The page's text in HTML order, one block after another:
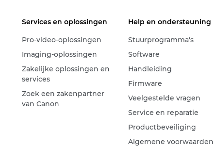
Services en oplossingen
Pro-video-oplossingen
Imaging-oplossingen
Zakelijke oplossingen en
services
Zoek een zakenpartner
van Canon
Help en ondersteuning
Stuurprogramma's
Software
Handleiding
Firmware
Veelgestelde vragen
Service en reparatie
Productbeveiliging
Algemene voorwaarden